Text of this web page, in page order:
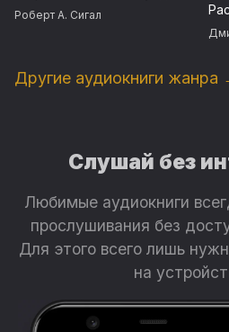
Роберт А. Сигал
Другие аудиокниги жанра
Слушай без
Любимые аудиокниги
прослушивания без
Для этого всего лишь
на